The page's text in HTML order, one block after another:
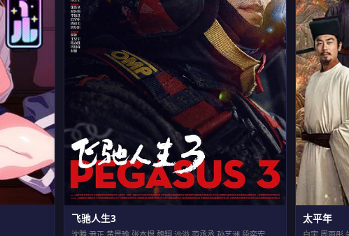
飞驰人生3 太平年